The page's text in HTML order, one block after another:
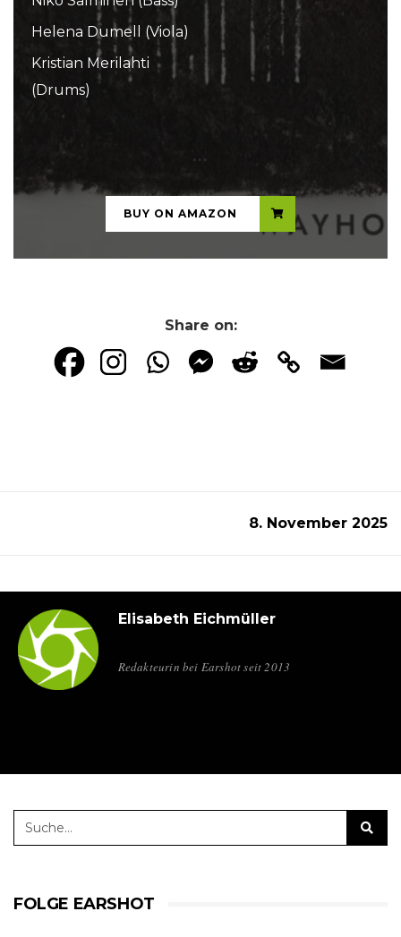
Helena Dumell (Viola)
Kristian Merilahti
(Drums)
...
BUY ON AMAZON
Share on:
8. November 2025
Elisabeth Eichmüller
Redakteurin bei Earshot seit 2013
FOLGE EARSHOT